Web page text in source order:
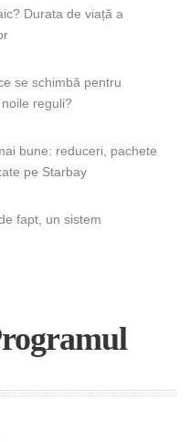
Durata de viață a
se schimbă pentru
reguli?
bune: reduceri, pachete
pe Starbay
fapt, un sistem